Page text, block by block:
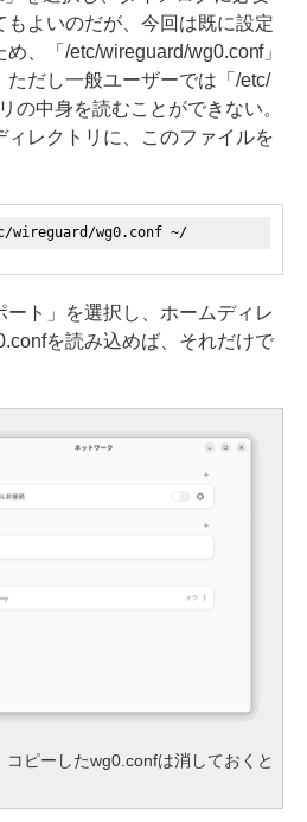
もよいのだが、今回は既に設定
、「/etc/wireguard/wg0.conf」
ただし一般ユーザーでは「/etc/
の中身を読むことができない。
ィレクトリに、このファイルを
wg0.conf ~/
ト」を選択し、ホームディレ
を読み込めば、それだけで
ピーしたwg0.confは消しておくと